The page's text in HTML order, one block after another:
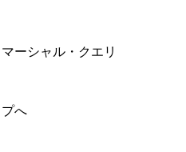
ーシャル・クエリ
へ